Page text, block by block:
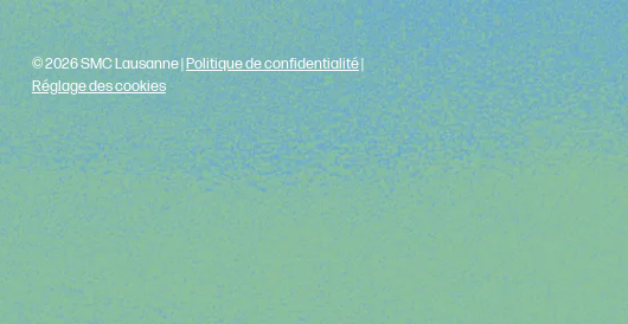
© 2026 SMC Lausanne |Politique de confidentialité|
Réglage des cookies